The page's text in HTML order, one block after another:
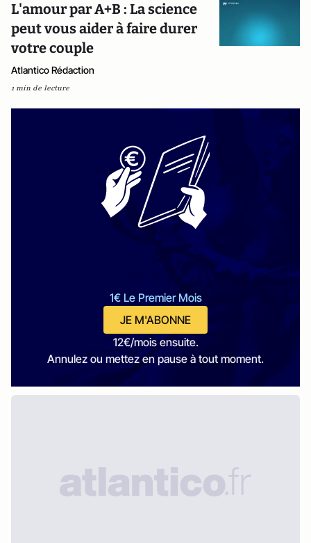
L'amour par A+B : La science
peut vous aider à faire durer
votre couple
Atlantico Rédaction
1 min de lecture
1€ Le Premier Mois
JE M'ABONNE
12€/mois ensuite.
Annulez ou mettez en pause à tout moment.